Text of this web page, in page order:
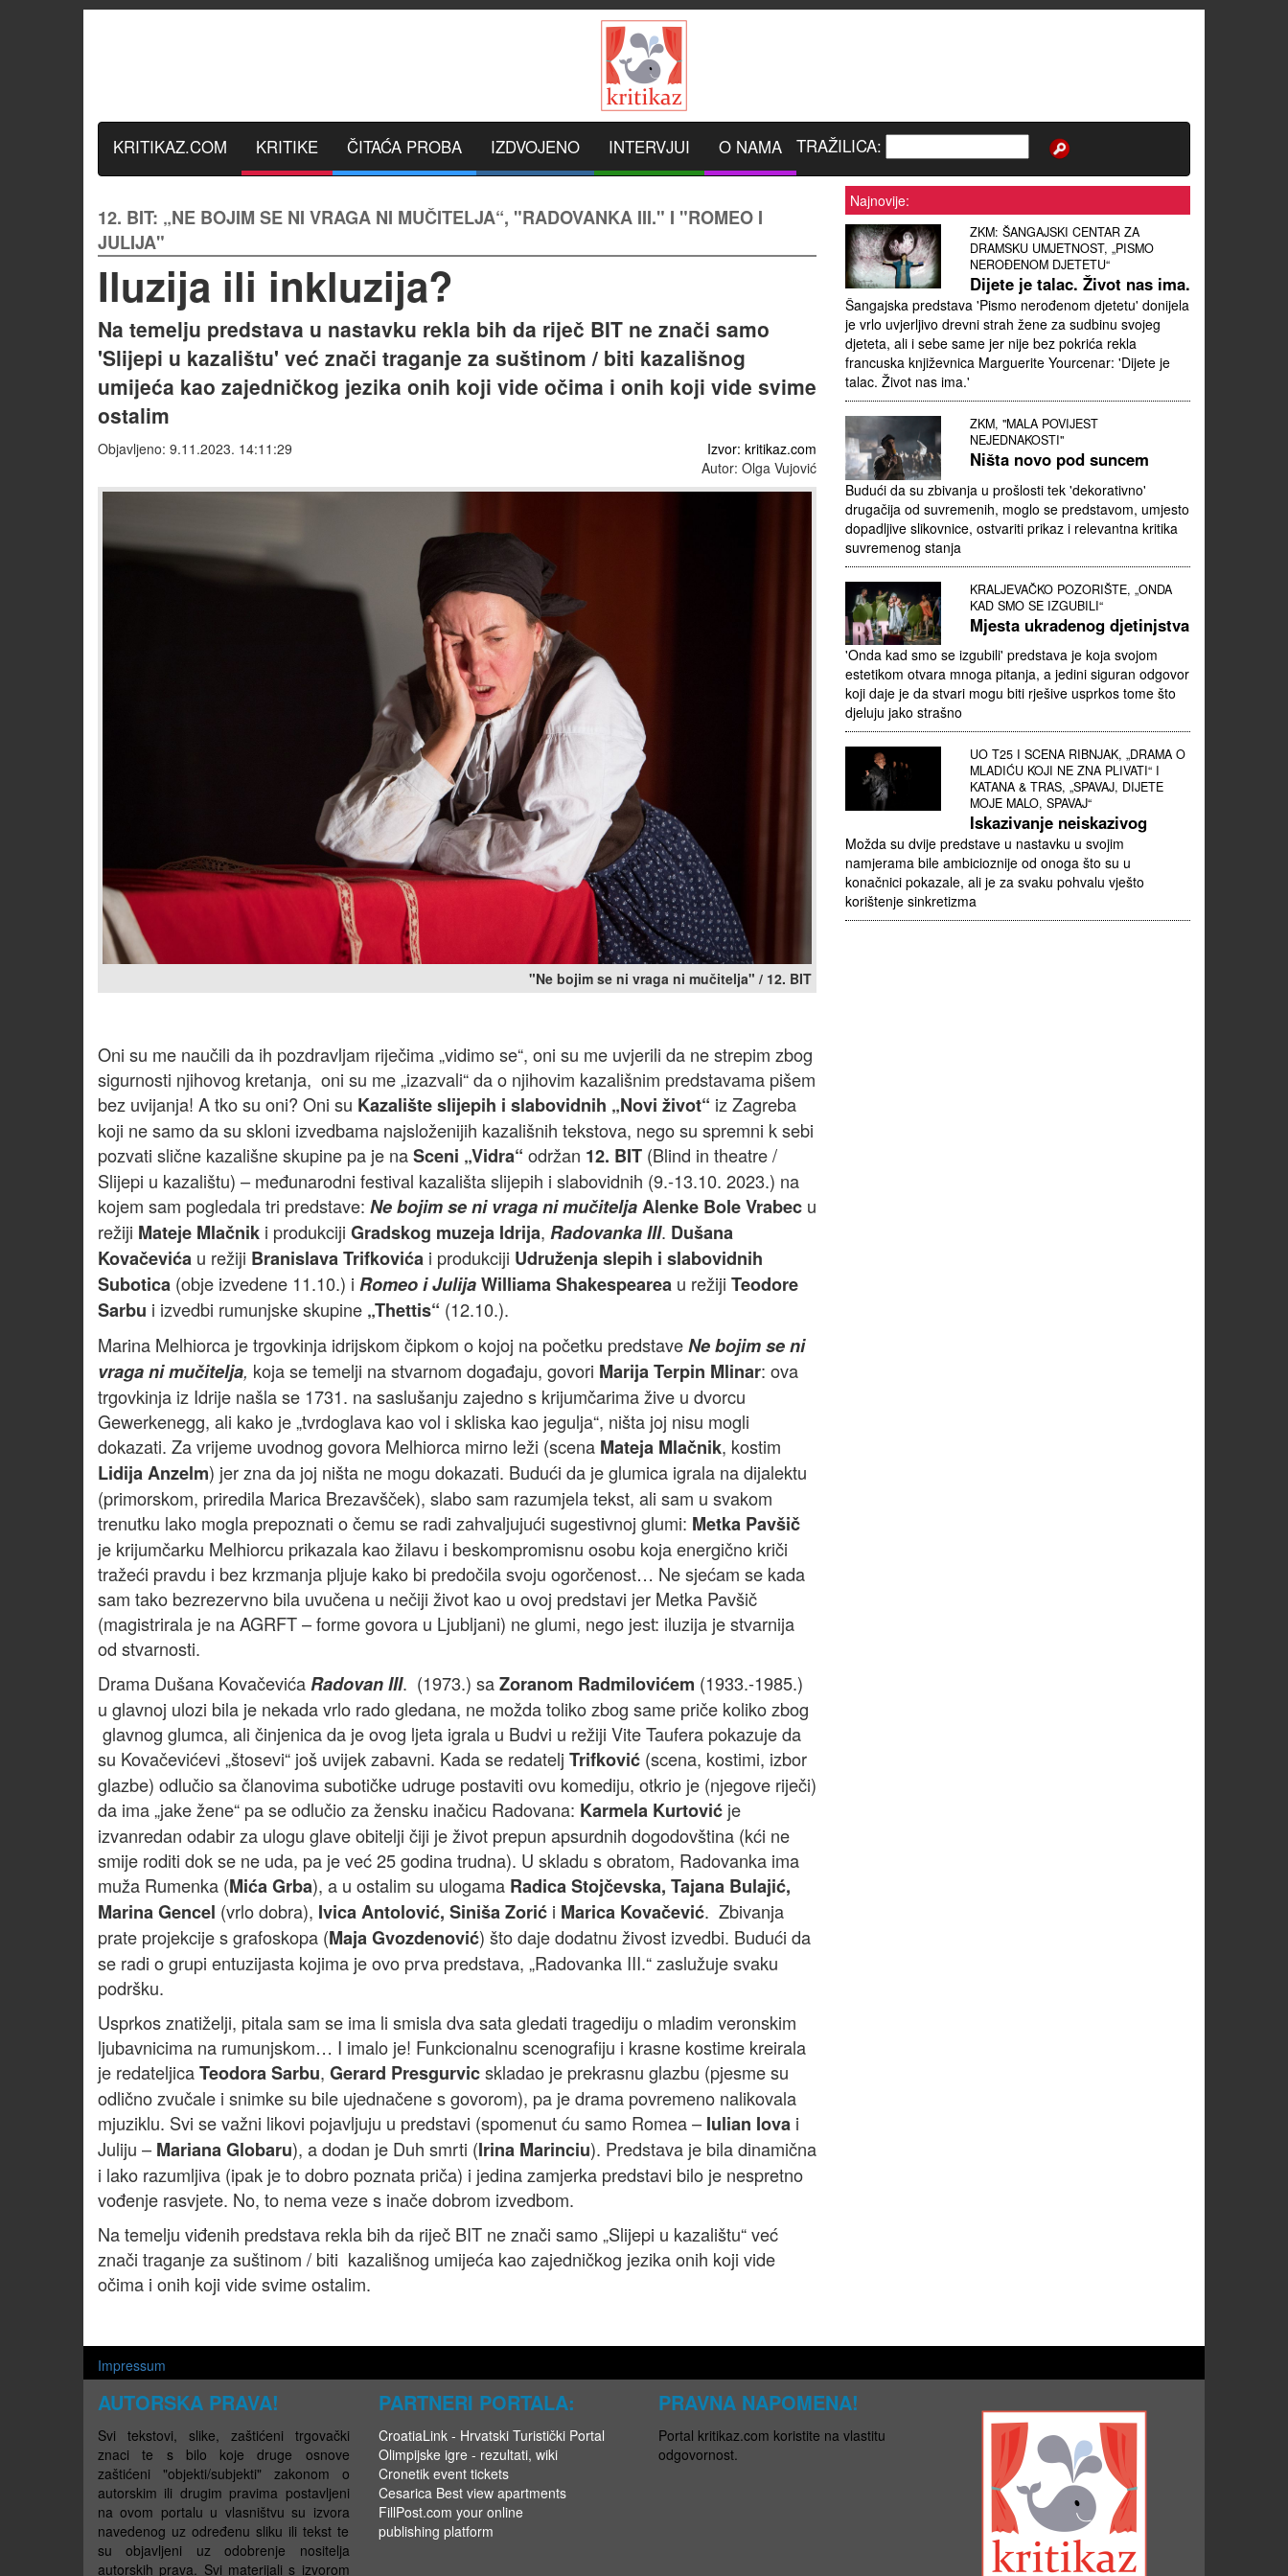
KRITIKAZ.COM KRITIKE ČITAĆA PROBA IZDVOJENO INTERVJUI O NAMA TRAŽILICA:
12. BIT: „NE BOJIM SE NI VRAGA NI MUČITELJA“, "RADOVANKA III." I "ROMEO I
JULIJA"
Iluzija ili inkluzija?
Na temelju predstava u nastavku rekla bih da riječ BIT ne znači samo
'Slijepi u kazalištu' već znači traganje za suštinom / biti kazališnog
umijeća kao zajedničkog jezika onih koji vide očima i onih koji vide svime
ostalim
Objavljeno: 9.11.2023. 14:11:29
Izvor: kritikaz.com
Autor: Olga Vujović
"Ne bojim se ni vraga ni mučitelja" / 12. BIT
Oni su me naučili da ih pozdravljam riječima „vidimo se“, oni su me uvjerili da ne strepim zbog
sigurnosti njihovog kretanja, oni su me „izazvali“ da o njihovim kazališnim predstavama pišem
bez uvijanja! A tko su oni? Oni su Kazalište slijepih i slabovidnih „Novi život“ iz Zagreba
koji ne samo da su skloni izvedbama najsloženijih kazališnih tekstova, nego su spremni k sebi
pozvati slične kazališne skupine pa je naSceni „Vidra“ održan 12. BIT (Blind in theatre /
Slijepi u kazalištu) – međunarodni festival kazališta slijepih i slabovidnih (9.-13.10. 2023.) na
kojem sam pogledala tri predstave: Ne bojim se ni vraga ni mučiteljaAlenke Bole Vrabec u
režiji Mateje Mlačnik i produkciji Gradskog muzeja Idrija, Radovanka III. Dušana
Kovačevića u režiji Branislava Trifkovića i produkciji Udruženja slepih i slabovidnih
Subotica (obje izvedene 11.10.) i Romeo i JulijaWilliama Shakespearea u režiji Teodore
Sarbu i izvedbi rumunjske skupine „Thettis“ (12.10.).
Marina Melhiorca je trgovkinja idrijskom čipkom o kojoj na početku predstaveNe bojim se ni
vraga ni mučitelja, koja se temelji na stvarnom događaju, govori Marija Terpin Mlinar: ova
trgovkinja iz Idrije našla se 1731. na saslušanju zajedno s krijumčarima žive u dvorcu
Gewerkenegg, ali kako je „tvrdoglava kao vol i skliska kao jegulja“, ništa joj nisu mogli
dokazati. Za vrijeme uvodnog govora Melhiorca mirno leži (scena Mateja Mlačnik, kostim
Lidija Anzelm) jer zna da joj ništa ne mogu dokazati. Budući da je glumica igrala na dijalektu
(primorskom, priredila Marica Brezavšček), slabo sam razumjela tekst, ali sam u svakom
trenutku lako mogla prepoznati o čemu se radi zahvaljujući sugestivnoj glumi: Metka Pavšič
je krijumčarku Melhiorcu prikazala kao žilavu i beskompromisnu osobu koja energično kriči
tražeći pravdu i bez krzmanja pljuje kako bi predočila svoju ogorčenost… Ne sjećam se kada
sam tako bezrezervno bila uvučena u nečiji život kao u ovoj predstavi jer Metka Pavšič
(magistrirala je na AGRFT – forme govora u Ljubljani) ne glumi, nego jest: iluzija je stvarnija
od stvarnosti.
Drama Dušana KovačevićaRadovan III. (1973.) saZoranom Radmilovićem (1933.-1985.)
u glavnoj ulozi bila je nekada vrlo rado gledana, ne možda toliko zbog same priče koliko zbog
glavnog glumca, ali činjenica da je ovog ljeta igrala u Budvi u režiji Vite Taufera pokazuje da
su Kovačevićevi „štosevi“ još uvijek zabavni. Kada se redatelj Trifković (scena, kostimi, izbor
glazbe) odlučio sa članovima subotičke udruge postaviti ovu komediju, otkrio je (njegove riječi)
da ima „jake žene“ pa se odlučio za žensku inačicu Radovana: Karmela Kurtović je
izvanredan odabir za ulogu glave obitelji čiji je život prepun apsurdnih dogodovština (kći ne
smije roditi dok se ne uda, pa je već 25 godina trudna). U skladu s obratom, Radovanka ima
muža Rumenka (Mića Grba), a u ostalim su ulogama Radica Stojčevska, Tajana Bulajić,
Marina Gencel (vrlo dobra), Ivica Antolović, Siniša Zorić i Marica Kovačević. Zbivanja
prate projekcije s grafoskopa (Maja Gvozdenović) što daje dodatnu živost izvedbi. Budući da
se radi o grupi entuzijasta kojima je ovo prva predstava, „Radovanka III.“ zaslužuje svaku
podršku.
Usprkos znatiželji, pitala sam se ima li smisla dva sata gledati tragediju o mladim veronskim
ljubavnicima na rumunjskom… I imalo je! Funkcionalnu scenografiju i krasne kostime kreirala
je redateljicaTeodora Sarbu, Gerard Presgurvicskladao je prekrasnu glazbu (pjesme su
odlično zvučale i snimke su bile ujednačene s govorom), pa je drama povremeno nalikovala
mjuziklu. Svi se važni likovi pojavljuju u predstavi (spomenut ću samo Romea – Iulian Iova i
Juliju – Mariana Globaru), a dodan je Duh smrti (Irina Marinciu). Predstava je bila dinamična
i lako razumljiva (ipak je to dobro poznata priča) i jedina zamjerka predstavi bilo je nespretno
vođenje rasvjete. No, to nema veze s inače dobrom izvedbom.
Na temelju viđenih predstava rekla bih da riječ BIT ne znači samo „Slijepi u kazalištu“ već
znači traganje za suštinom / biti kazališnog umijeća kao zajedničkog jezika onih koji vide
očima i onih koji vide svime ostalim.
Najnovije:
ZKM: ŠANGAJSKI CENTAR ZA
DRAMSKU UMJETNOST, „PISMO
NEROĐENOM DJETETU“
Dijete je talac. Život nas ima.
Šangajska predstava 'Pismo nerođenom djetetu' donijela
je vrlo uvjerljivo drevni strah žene za sudbinu svojeg
djeteta, ali i sebe same jer nije bez pokrića rekla
francuska književnica Marguerite Yourcenar: 'Dijete je
talac. Život nas ima.'
ZKM, "MALA POVIJEST
NEJEDNAKOSTI"
Ništa novo pod suncem
Budući da su zbivanja u prošlosti tek 'dekorativno'
drugačija od suvremenih, moglo se predstavom, umjesto
dopadljive slikovnice, ostvariti prikaz i relevantna kritika
suvremenog stanja
KRALJEVAČKO POZORIŠTE, „ONDA
KAD SMO SE IZGUBILI“
Mjesta ukradenog djetinjstva
'Onda kad smo se izgubili' predstava je koja svojom
estetikom otvara mnoga pitanja, a jedini siguran odgovor
koji daje je da stvari mogu biti rješive usprkos tome što
djeluju jako strašno
UO T25 I SCENA RIBNJAK, „DRAMA O
MLADIĆU KOJI NE ZNA PLIVATI“ I
KATANA & TRAS, „SPAVAJ, DIJETE
MOJE MALO, SPAVAJ“
Iskazivanje neiskazivog
Možda su dvije predstave u nastavku u svojim
namjerama bile ambicioznije od onoga što su u
konačnici pokazale, ali je za svaku pohvalu vješto
korištenje sinkretizma
Impressum
AUTORSKA PRAVA!
Svi tekstovi, slike, zaštićeni trgovački
znaci te s bilo koje druge osnove
zaštićeni "objekti/subjekti" zakonom o
autorskim ili drugim pravima postavljeni
na ovom portalu u vlasništvu su izvora
navedenog uz određenu sliku ili tekst te
su objavljeni uz odobrenje nositelja
autorskih prava. Svi materijali s izvorom
PARTNERI PORTALA:
CroatiaLink - Hrvatski Turistički Portal
Olimpijske igre - rezultati, wiki
Cronetik event tickets
Cesarica Best view apartments
FillPost.com your online
publishing platform
PRAVNA NAPOMENA!
Portal kritikaz.com koristite na vlastitu
odgovornost.